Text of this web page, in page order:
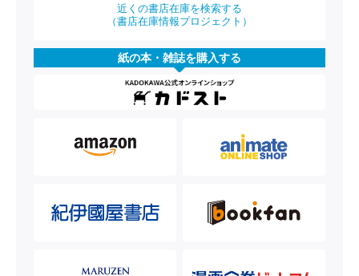
近くの書店在庫を検索する
（書店在庫情報プロジェクト）
紙の本・雑誌を購入する